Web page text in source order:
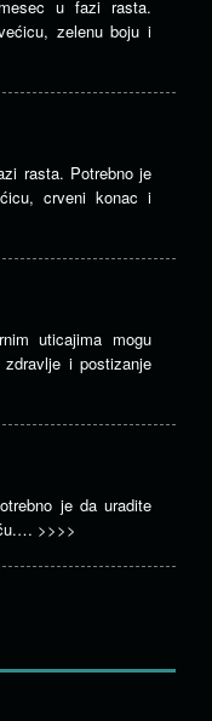
u fazi rasta.
zelenu boju i
rasta. Potrebno je
crveni konac i
uticajima mogu
zdravlje i postizanje
je da uradite
>>>>